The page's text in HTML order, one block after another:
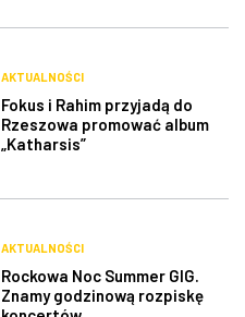
AKTUALNOŚCI
Fokus i Rahim przyjadą do
Rzeszowa promować album
„Katharsis”
AKTUALNOŚCI
Rockowa Noc Summer GIG.
Znamy godzinową rozpiskę